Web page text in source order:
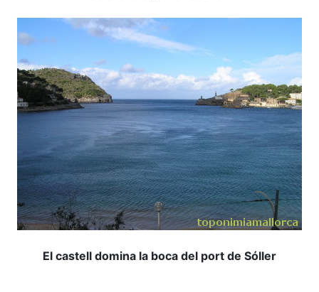
El castell domina la boca del port de Sóller